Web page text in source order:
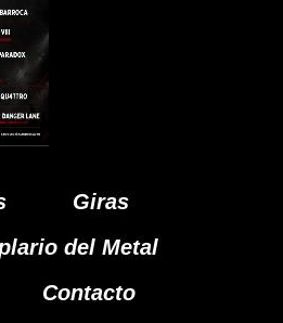
Giras
del Metal
Contacto